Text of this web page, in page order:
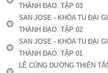
THÀNH ĐẠO. TẬP 03
SAN JOSE - KHÓA TU ĐẠI
THÀNH ĐẠO. TẬP 02
SAN JOSE - KHÓA TU ĐẠI
THÀNH ĐẠO. TẬP 01
LỄ CÚNG DƯỜNG THIÊN